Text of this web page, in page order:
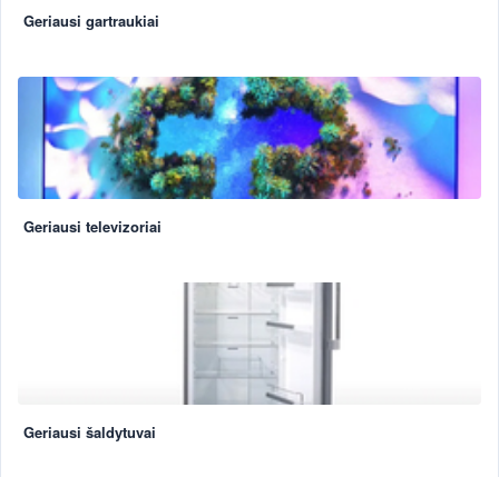
Geriausi gartraukiai
Geriausi televizoriai
Geriausi šaldytuvai